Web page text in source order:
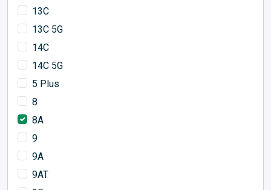
13C
13C 5G
14C
14C 5G
5 Plus
8
8A
9
9A
9AT